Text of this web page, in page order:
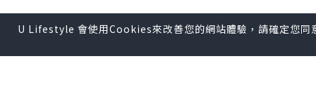
推特是品牌传播的重
U Lifestyle 會使用Cookies來改善您的網站體驗，請確定您同